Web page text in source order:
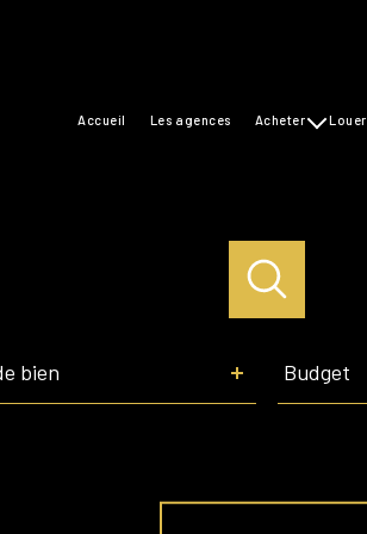
accueil les agences acheter louer
bien Budget